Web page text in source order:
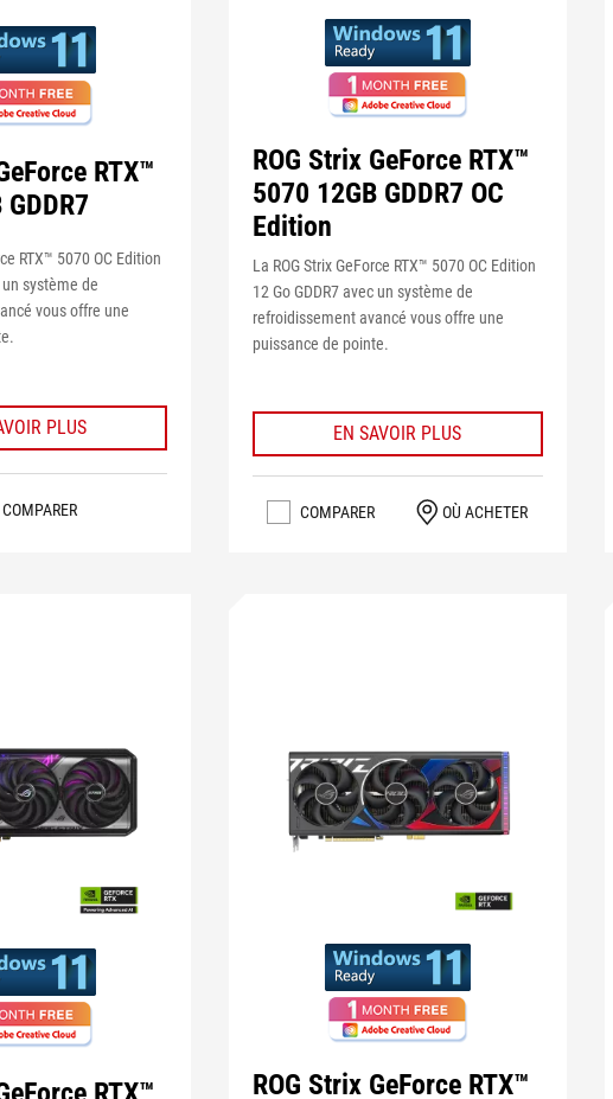
RTX™
RTX™ 5070 OC Edition
un système de
vous offre une
PLUS
COMPARER
ROG Strix GeForce RTX™
5070 12GB GDDR7 OC
Edition
La ROG Strix GeForce RTX™ 5070 OC Edition
12 Go GDDR7 avec un système de
refroidissement avancé vous offre une
puissance de pointe.
EN SAVOIR PLUS
COMPARER OÙ ACHETER
ROG Strix GeForce RTX™